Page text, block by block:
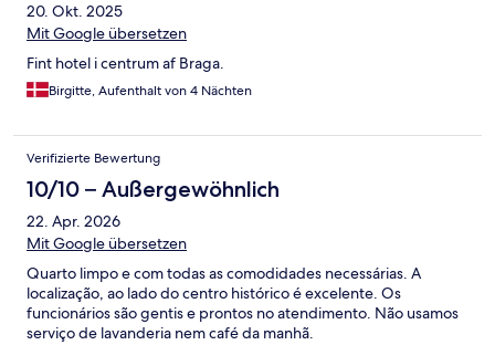
20. Okt. 2025
Mit Google übersetzen
Fint hotel i centrum af Braga.
Birgitte, Aufenthalt von 4 Nächten
Verifizierte Bewertung
10/10 – Außergewöhnlich
22. Apr. 2026
Mit Google übersetzen
Quarto limpo e com todas as comodidades necessárias. A
localização, ao lado do centro histórico é excelente. Os
funcionários são gentis e prontos no atendimento. Não usamos
serviço de lavanderia nem café da manhã.